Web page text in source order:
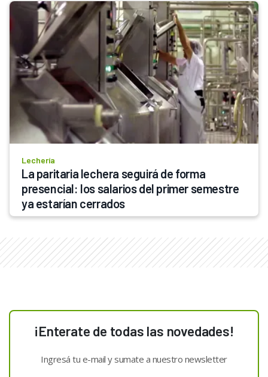
Lechería
La paritaria lechera seguirá de forma
presencial: los salarios del primer semestre
ya estarían cerrados
¡Enterate de todas las novedades!
Ingresá tu e-mail y sumate a nuestro newsletter